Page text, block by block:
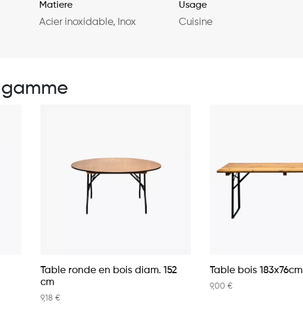
Matiere
Acier inoxidable, Inox
Usage
Cuisine
Table ronde en bois diam. 152
cm
9,18 €
Table bois 183x76cm
9,00 €